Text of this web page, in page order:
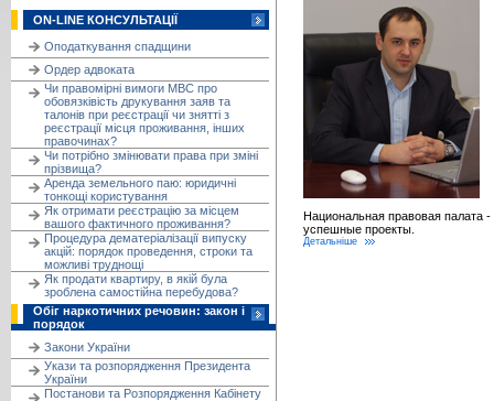
ON-LINE КОНСУЛЬТАЦІЇ
Оподаткування спадщини
Ордер адвоката
Чи правомірні вимоги МВС про
обовязківість друкування заяв та
талонів при реєстрації чи знятті з
реєстрації місця проживання, інших
правочинах?
Чи потрібно змінювати права при зміні
прізвища?
Аренда земельного паю: юридичні
тонкощі користування
Як отримати реєстрацію за місцем
вашого фактичного проживання?
Процедура дематеріалізації випуску
акцій: порядок проведення, строки та
можливі труднощі
Як продати квартиру, в якій була
зроблена самостійна перебудова?
Обіг наркотичних речовин: закон і
порядок
Закони України
Укази та розпорядження Президента
України
Постанови та Розпорядження Кабінету
Национальная правовая палата
успешные проекты.
Детальніше